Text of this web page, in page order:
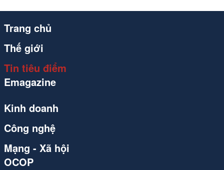
Trang chủ
Thế giới
Tin tiêu điểm
Emagazine
Kinh doanh
Công nghệ
Mạng - Xã hội
OCOP